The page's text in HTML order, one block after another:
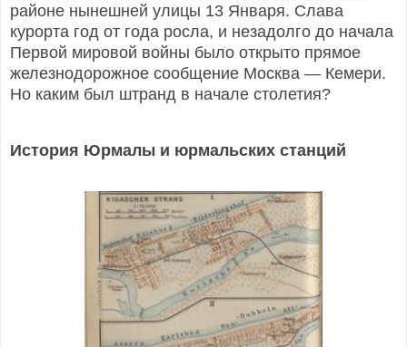
районе нынешней улицы 13 Января. Слава
курорта год от года росла, и незадолго до начала
Первой мировой войны было открыто прямое
железнодорожное сообщение Москва — Кемери.
Но каким был штранд в начале столетия?
История Юрмалы и юрмальских станций